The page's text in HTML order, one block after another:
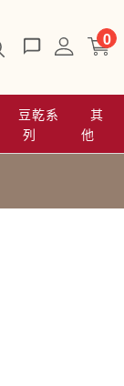
0
豆乾系
列
其
他